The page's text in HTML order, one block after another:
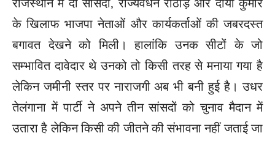
राजस्थान में दो सांसदों, राज्यवर्धन राठौड़ और दीया कुमार
के खिलाफ भाजपा नेताओं और कार्यकर्ताओं की जबरदस्त
बगावत देखने को मिली। हालांकि उनक सीटों के जो
सम्भावित दावेदार थे उनको तो किसी तरह से मनाया गया है
लेकिन जमीनी स्तर पर नाराजगी अब भी बनी हुई है। उधर
तेलंगाना में पार्टी ने अपने तीन सांसदों को चुनाव मैदान में
उतारा है लेकिन किसी की जीतने की संभावना नहीं जताई जा